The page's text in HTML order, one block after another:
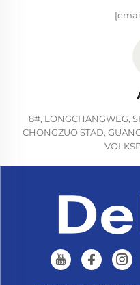
8#, LONGCHANGWEG,
CHONGZUO STAD,